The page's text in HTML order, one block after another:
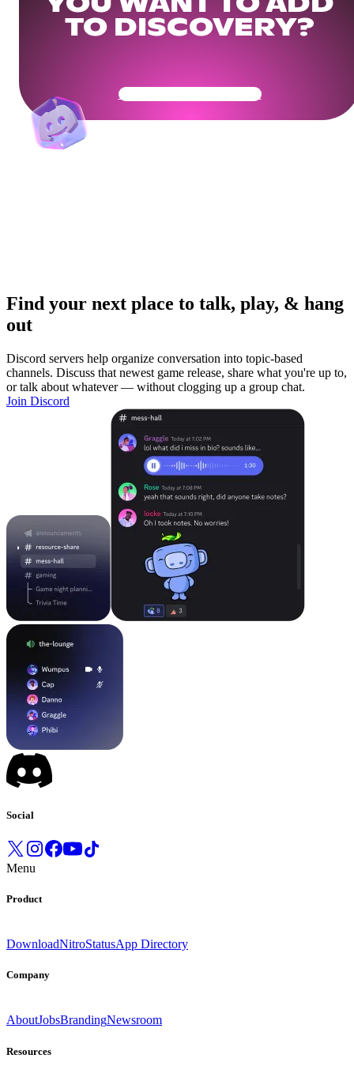
TO DISCOVERY?
Get Your Community Ready
Find your next place to talk, play, & hang
out
Discord servers help organize conversation into topic-based
channels. Discuss that newest game release, share what you're up to,
or talk about whatever — without clogging up a group chat.
Join Discord
Social
Menu
Product
DownloadNitroStatusApp Directory
Company
AboutJobsBrandingNewsroom
Resources